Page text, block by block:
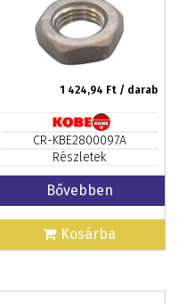
1 424,94 Ft / darab
CR-KBE2800097A
Részletek
Bővebben
Kosárba